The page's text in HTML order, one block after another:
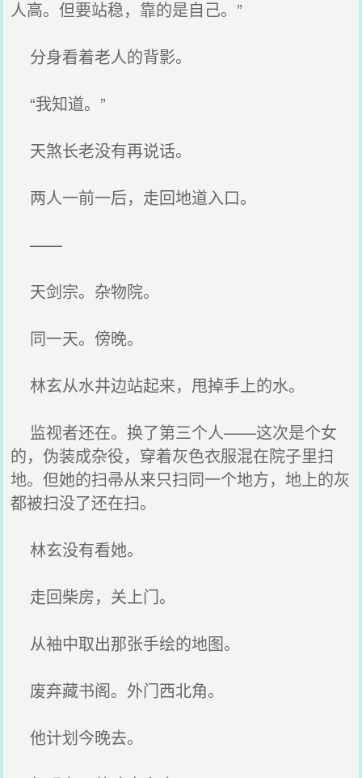
人高。但要站稳，靠的是自己。”
分身看着老人的背影。
“我知道。”
天煞长老没有再说话。
两人一前一后，走回地道入口。
——
天剑宗。杂物院。
同一天。傍晚。
林玄从水井边站起来，甩掉手上的水。
监视者还在。换了第三个人——这次是个女
的，伪装成杂役，穿着灰色衣服混在院子里扫
地。但她的扫帚从来只扫同一个地方，地上的灰
都被扫没了还在扫。
林玄没有看她。
走回柴房，关上门。
从袖中取出那张手绘的地图。
废弃藏书阁。外门西北角。
他计划今晚去。